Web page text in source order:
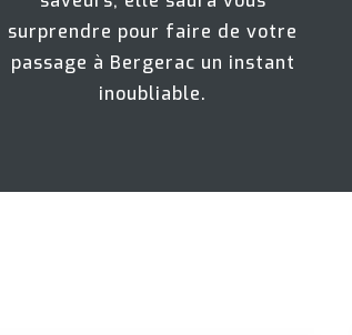
surprendre pour faire de votre
passage à Bergerac un instant
inoubliable.